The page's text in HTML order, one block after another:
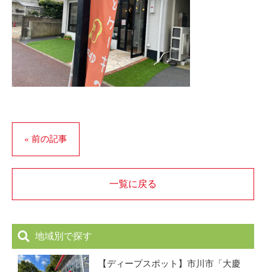
« 前の記事
一覧に戻る
地域別で探す
【ディープスポット】市川市「大慶